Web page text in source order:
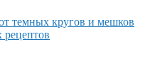
темных кругов и мешков
рецептов